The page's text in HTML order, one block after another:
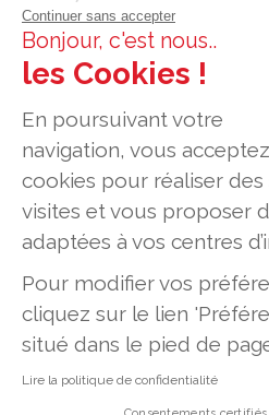
DÉVELOPPEMENT
ESPACE ENTREPRISES
CARRIÈRE & DIPLÔMÉS
GEEKTIONNAIRE
© Établissement
technique privé, Association à
ADRESSES
Paris - 7 rue Pierre Dupont - 75010
Lyon - 7 Rue Jean-Marie Leclair -
Blagnac Cedex
Mentions légales Données
Continuer sans accepter
Bonjour, c'est nous..
les Cookies !
En poursuivant votre
navigation, vous
cookies pour réaliser
visites et vous proposer
adaptées à vos centres
Pour modifier vos
cliquez sur le lien
situé dans le pied de
Lire la politique de confidentialité